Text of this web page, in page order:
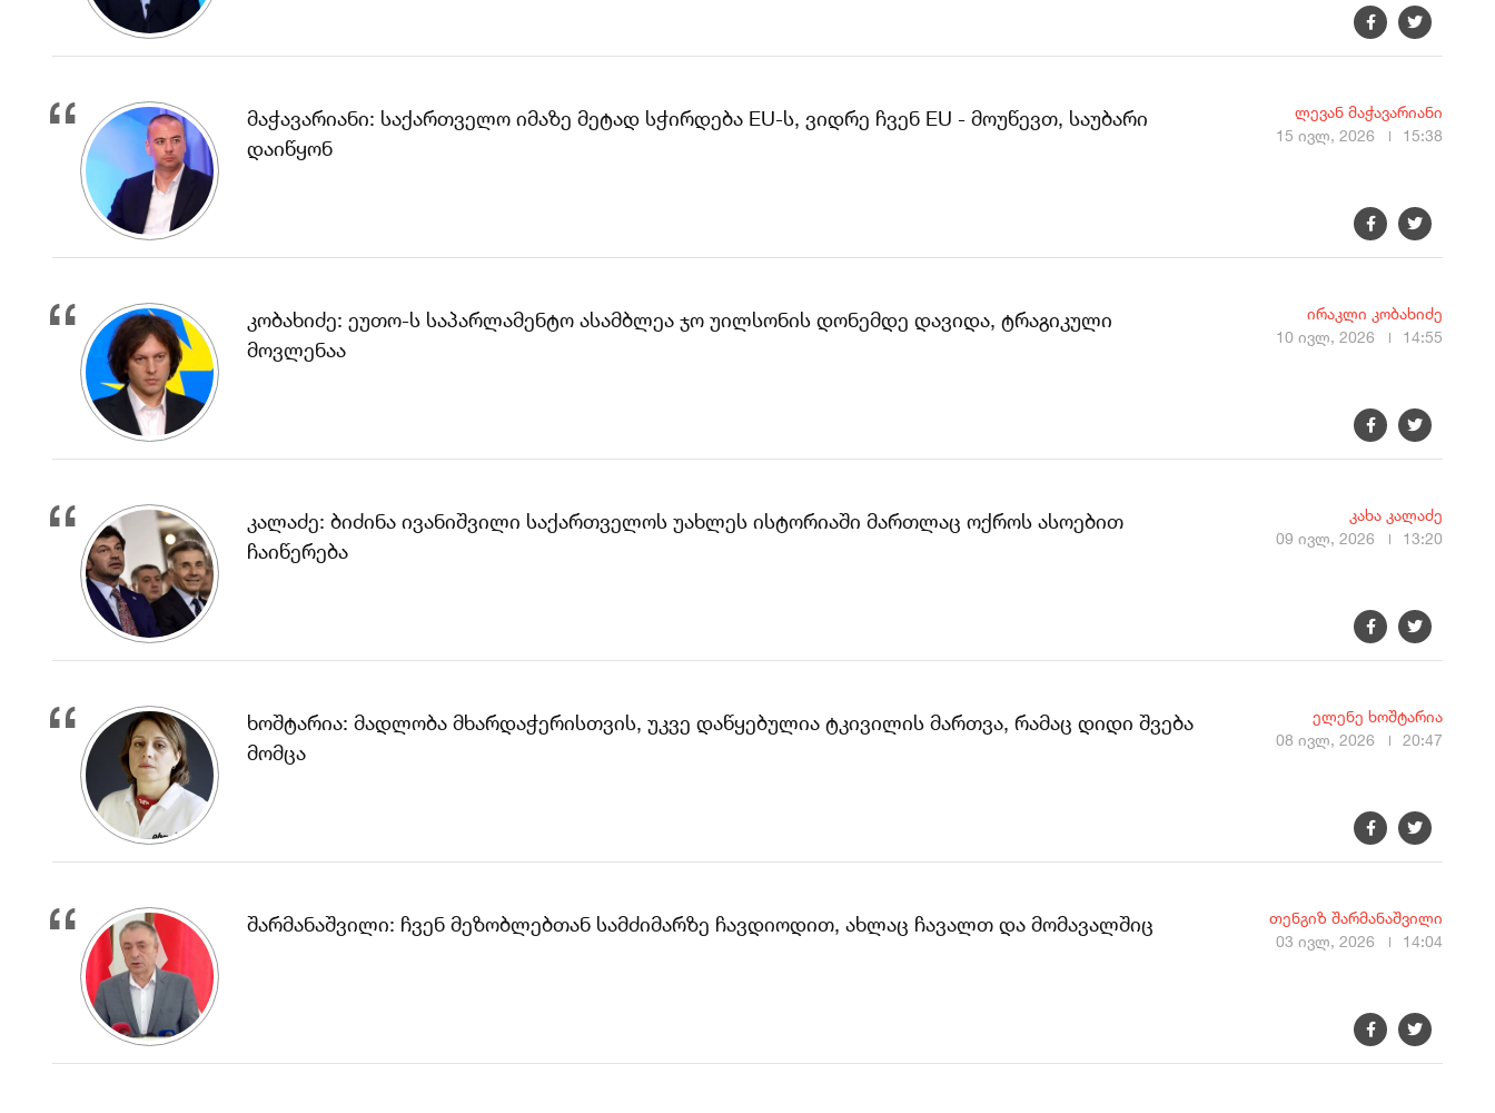
მაჭავარიანი: საქართველო იმაზე მეტად სჭირდება EU-ს, ვიდრე ჩვენ EU - მოუწევთ, საუბარი
დაიწყონ
ლევან მაჭავარიანი
15 ივლ, 2026
15:38
კობახიძე: ეუთო-ს საპარლამენტო ასამბლეა ჯო უილსონის დონემდე დავიდა, ტრაგიკული
მოვლენაა
ირაკლი კობახიძე
10 ივლ, 2026
14:55
კალაძე: ბიძინა ივანიშვილი საქართველოს უახლეს ისტორიაში მართლაც ოქროს ასოებით
ჩაიწერება
კახა კალაძე
09 ივლ, 2026
13:20
ხოშტარია: მადლობა მხარდაჭერისთვის, უკვე დაწყებულია ტკივილის მართვა, რამაც დიდი შვება
მომცა
ელენე ხოშტარია
08 ივლ, 2026
20:47
შარმანაშვილი: ჩვენ მეზობლებთან სამძიმარზე ჩავდიოდით, ახლაც ჩავალთ და მომავალშიც
თენგიზ შარმანაშვილი
03 ივლ, 2026
14:04